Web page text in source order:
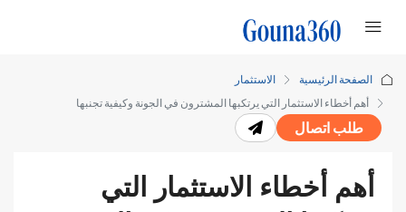
الصفحة الرئيسية
الاستثمار
أهم أخطاء الاستثمار التي يرتكبها المشترون في الجونة وكيفية تجنبها
طلب اتصال
أهم أخطاء الاستثمار التي